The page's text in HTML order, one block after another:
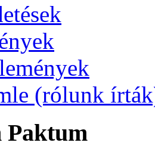
(rólunk
Paktum